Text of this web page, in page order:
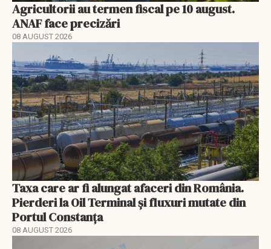
Agricultorii au termen fiscal pe 10 august.
ANAF face precizări
08 AUGUST 2026
Taxa care ar fi alungat afaceri din România.
Pierderi la Oil Terminal și fluxuri mutate din
Portul Constanța
08 AUGUST 2026